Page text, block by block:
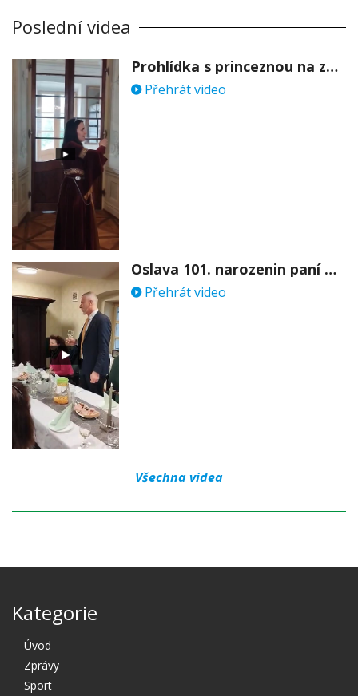
Poslední videa
Prohlídka s princeznou na zámku Stekník
Přehrát video
Oslava 101. narozenin paní Věry Skořepové
Přehrát video
Všechna videa
Kategorie
Úvod
Zprávy
Sport